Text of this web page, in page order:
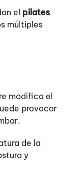
el pilates
múltiples
modifica el
provocar
de la
y